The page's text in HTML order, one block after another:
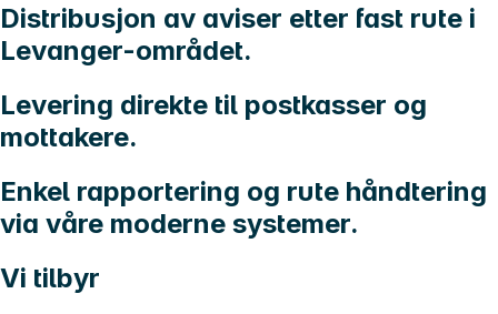
Distribusjon av aviser etter fast rute i
Levanger-området.
Levering direkte til postkasser og
mottakere.
Enkel rapportering og rute håndtering
via våre moderne systemer.
Vi tilbyr